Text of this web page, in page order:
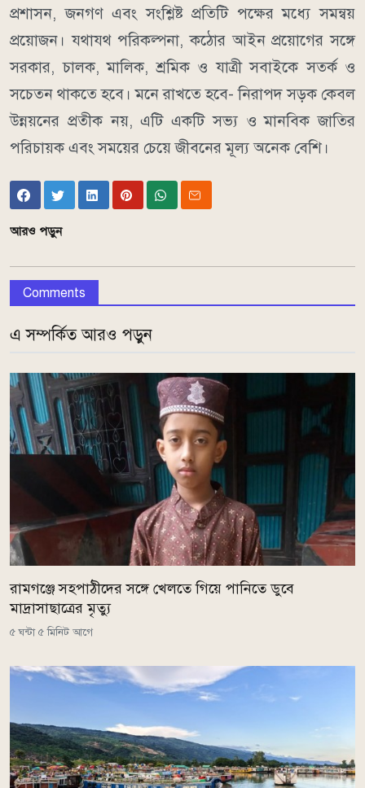
প্রশাসন, জনগণ এবং সংশ্লিষ্ট প্রতিটি পক্ষের মধ্যে সমন্বয়
প্রয়োজন। যথাযথ পরিকল্পনা, কঠোর আইন প্রয়োগের সঙ্গে
সরকার, চালক, মালিক, শ্রমিক ও যাত্রী সবাইকে সতর্ক ও
সচেতন থাকতে হবে। মনে রাখতে হবে- নিরাপদ সড়ক কেবল
উন্নয়নের প্রতীক নয়, এটি একটি সভ্য ও মানবিক জাতির
পরিচায়ক এবং সময়ের চেয়ে জীবনের মূল্য অনেক বেশি।
আরও পড়ুন
Comments
এ সম্পর্কিত আরও পড়ুন
রামগঞ্জে সহপাঠীদের সঙ্গে খেলতে গিয়ে পানিতে ডুবে
মাদ্রাসাছাত্রের মৃত্যু
৫ ঘন্টা ৫ মিনিট আগে